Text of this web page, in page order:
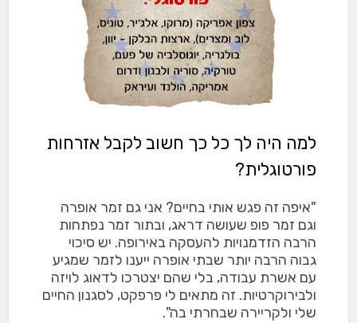
למה היה לך כל כך חשוב לקבל אזרחות
פורטוגלית?
"איפה זה פגש אותי בחיים? אני גם זמר אופרה
וגם זמר פופ שעושה דראג, ובתור זמר נפתחות
הרבה הזדמנויות להעסקה באירופה. יש סיכוי
גבוה הרבה יותר שבתי אופרה ייענו לזמר שמגיע
עם אשרת עבודה, בלי שהם יצטרכו לדאוג לויזה
ולבירוקרטיות. זה מתאים לי פרפקט, לסגנון החיים
שלי ולקריירה שבחרתי בה".